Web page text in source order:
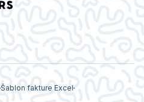
Šablon fakture Excel